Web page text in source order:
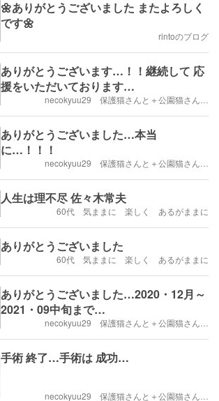
🌼ありがとうございました またよろしく
です🌼
rintoのブログ
ありがとうございます…！！継続して 応
援をいただいております…
necokyuu29 保護猫さんと＋公園猫さん…
ありがとうございました…本当
に…！！！
necokyuu29 保護猫さんと＋公園猫さん…
人生は理不尽 佐々木常夫
60代 気ままに 楽しく あるがままに
ありがとうございました
60代 気ままに 楽しく あるがままに
ありがとうございました…2020・12月～
2021・09中旬まで…
necokyuu29 保護猫さんと＋公園猫さん…
手術 終了…手術は 成功…
necokyuu29 保護猫さんと＋公園猫さん…